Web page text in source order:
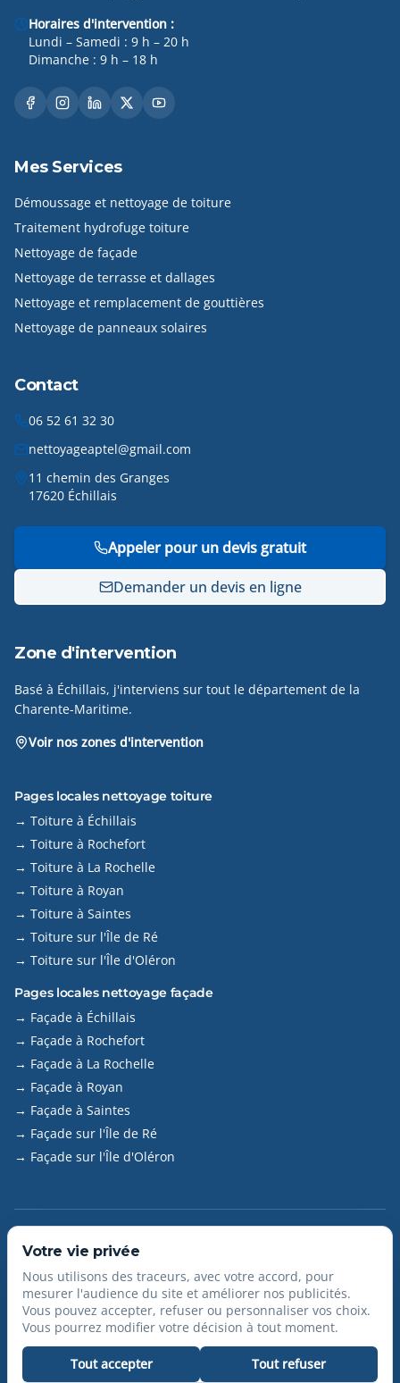
Horaires d'intervention :
Lundi – Samedi : 9 h – 20 h
Dimanche : 9 h – 18 h
Mes Services
Démoussage et nettoyage de toiture
Traitement hydrofuge toiture
Nettoyage de façade
Nettoyage de terrasse et dallages
Nettoyage et remplacement de gouttières
Nettoyage de panneaux solaires
Contact
06 52 61 32 30
nettoyageaptel@gmail.com
11 chemin des Granges
17620 Échillais
Appeler pour un devis gratuit
Demander un devis en ligne
Zone d'intervention
Basé à Échillais, j'interviens sur tout le département de la
Charente-Maritime.
Voir nos zones d'intervention
Pages locales nettoyage toiture
→ Toiture à Échillais
→ Toiture à Rochefort
→ Toiture à La Rochelle
→ Toiture à Royan
→ Toiture à Saintes
→ Toiture sur l'Île de Ré
→ Toiture sur l'Île d'Oléron
Pages locales nettoyage façade
→ Façade à Échillais
→ Façade à Rochefort
→ Façade à La Rochelle
→ Façade à Royan
→ Façade à Saintes
→ Façade sur l'Île de Ré
→ Façade sur l'Île d'Oléron
©2026Nettoyage APTEL – Hendrix Aptel. Tous droits
SIRET : 84031689700015
À proposContactMentions légalesPlan du site
Gérer les cookies
Votre vie privée
Nous utilisons des traceurs, avec votre accord, pour
mesurer l'audience du site et améliorer nos publicités.
Vous pouvez accepter, refuser ou personnaliser vos choix.
Vous pourrez modifier votre décision à tout moment.
Tout accepter Tout refuser